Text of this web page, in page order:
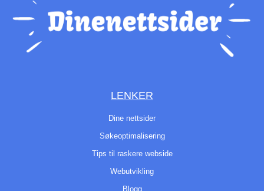
LENKER
Dine nettsider
Søkeoptimalisering
Tips til raskere webside
Webutvikling
Blogg